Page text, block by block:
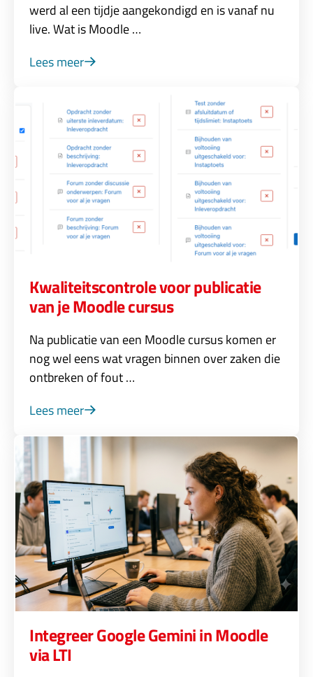
werd al een tijdje aangekondigd en is vanaf nu
live. Wat is Moodle …
Lees meer
Kwaliteitscontrole voor publicatie
van je Moodle cursus
Na publicatie van een Moodle cursus komen er
nog wel eens wat vragen binnen over zaken die
ontbreken of fout …
Lees meer
Integreer Google Gemini in Moodle
via LTI